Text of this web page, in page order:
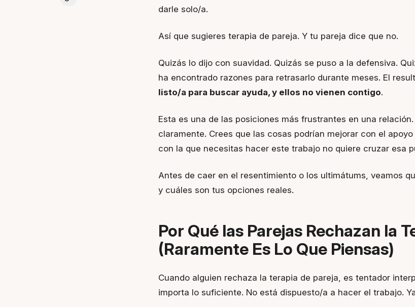
darle solo/a.
Así que sugieres terapia de pareja. Y tu pareja dice que no.
Quizás lo dijo con suavidad. Quizás se puso a la defensiva.
ha encontrado razones para retrasarlo durante meses. El
listo/a para buscar ayuda, y ellos no vienen contigo.
Esta es una de las posiciones más frustrantes en una
claramente. Crees que las cosas podrían mejorar con el
con la que necesitas hacer este trabajo no quiere cruzar esa
Antes de caer en el resentimiento o los ultimátums, veamos
y cuáles son tus opciones reales.
Por Qué las Parejas Rechazan la
(Raramente Es Lo Que Piensas)
Cuando alguien rechaza la terapia de pareja, es tentador
importa lo suficiente. No está dispuesto/a a hacer el trabajo.